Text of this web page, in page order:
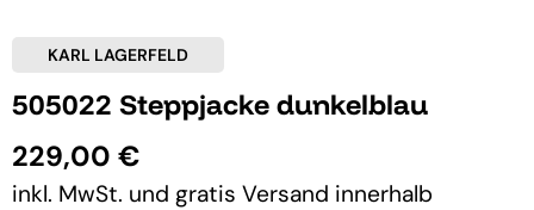
KARL LAGERFELD
505022 Steppjacke dunkelblau
229,00 €
inkl. MwSt. und gratis Versand innerhalb